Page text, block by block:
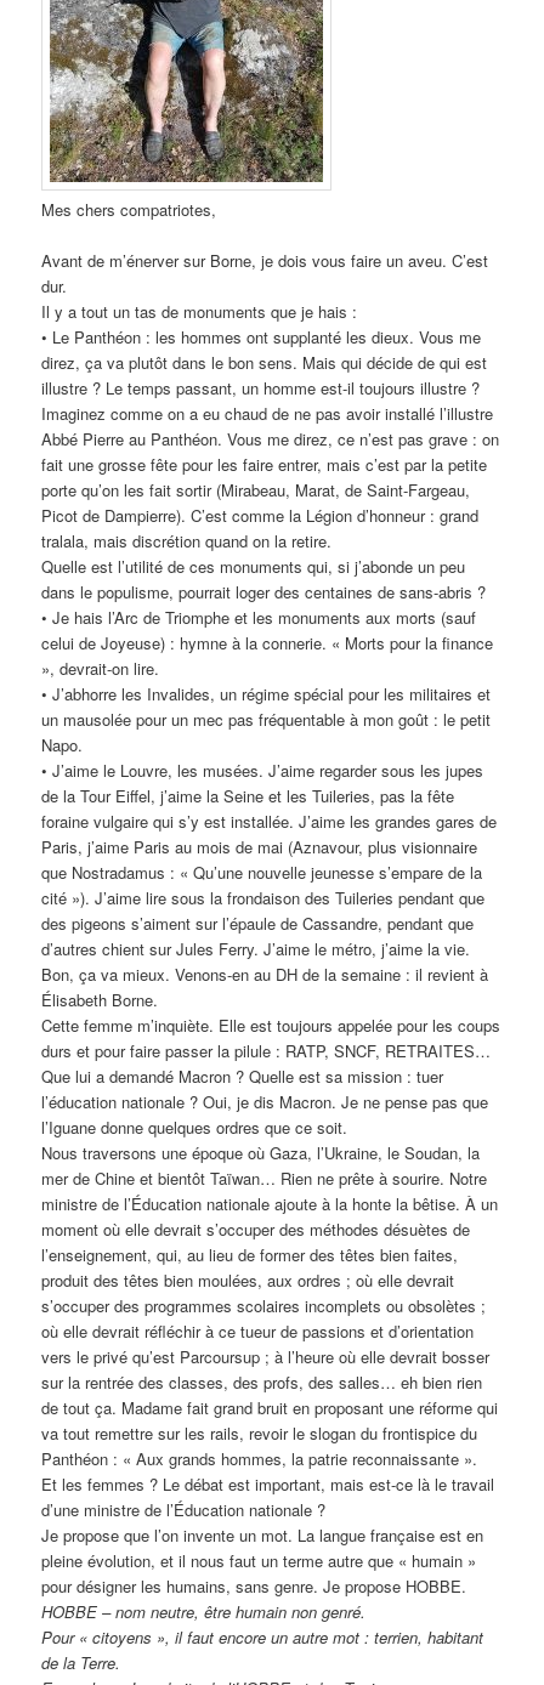
Mes chers compatriotes,
Avant de m’énerver sur Borne, je dois vous faire un aveu. C’est
dur.
Il y a tout un tas de monuments que je hais :
• Le Panthéon : les hommes ont supplanté les dieux. Vous me
direz, ça va plutôt dans le bon sens. Mais qui décide de qui est
illustre ? Le temps passant, un homme est-il toujours illustre ?
Imaginez comme on a eu chaud de ne pas avoir installé l’illustre
Abbé Pierre au Panthéon. Vous me direz, ce n’est pas grave : on
fait une grosse fête pour les faire entrer, mais c’est par la petite
porte qu’on les fait sortir (Mirabeau, Marat, de Saint-Fargeau,
Picot de Dampierre). C’est comme la Légion d’honneur : grand
tralala, mais discrétion quand on la retire.
Quelle est l’utilité de ces monuments qui, si j’abonde un peu
dans le populisme, pourrait loger des centaines de sans-abris ?
• Je hais l’Arc de Triomphe et les monuments aux morts (sauf
celui de Joyeuse) : hymne à la connerie. « Morts pour la finance
», devrait-on lire.
• J’abhorre les Invalides, un régime spécial pour les militaires et
un mausolée pour un mec pas fréquentable à mon goût : le petit
Napo.
• J’aime le Louvre, les musées. J’aime regarder sous les jupes
de la Tour Eiffel, j’aime la Seine et les Tuileries, pas la fête
foraine vulgaire qui s’y est installée. J’aime les grandes gares de
Paris, j’aime Paris au mois de mai (Aznavour, plus visionnaire
que Nostradamus : « Qu’une nouvelle jeunesse s’empare de la
cité »). J’aime lire sous la frondaison des Tuileries pendant que
des pigeons s’aiment sur l’épaule de Cassandre, pendant que
d’autres chient sur Jules Ferry. J’aime le métro, j’aime la vie.
Bon, ça va mieux. Venons-en au DH de la semaine : il revient à
Élisabeth Borne.
Cette femme m’inquiète. Elle est toujours appelée pour les coups
durs et pour faire passer la pilule : RATP, SNCF, RETRAITES…
Que lui a demandé Macron ? Quelle est sa mission : tuer
l’éducation nationale ? Oui, je dis Macron. Je ne pense pas que
l’Iguane donne quelques ordres que ce soit.
Nous traversons une époque où Gaza, l’Ukraine, le Soudan, la
mer de Chine et bientôt Taïwan… Rien ne prête à sourire. Notre
ministre de l’Éducation nationale ajoute à la honte la bêtise. À un
moment où elle devrait s’occuper des méthodes désuètes de
l’enseignement, qui, au lieu de former des têtes bien faites,
produit des têtes bien moulées, aux ordres ; où elle devrait
s’occuper des programmes scolaires incomplets ou obsolètes ;
où elle devrait réfléchir à ce tueur de passions et d’orientation
vers le privé qu’est Parcoursup ; à l’heure où elle devrait bosser
sur la rentrée des classes, des profs, des salles… eh bien rien
de tout ça. Madame fait grand bruit en proposant une réforme qui
va tout remettre sur les rails, revoir le slogan du frontispice du
Panthéon : « Aux grands hommes, la patrie reconnaissante ».
Et les femmes ? Le débat est important, mais est-ce là le travail
d’une ministre de l’Éducation nationale ?
Je propose que l’on invente un mot. La langue française est en
pleine évolution, et il nous faut un terme autre que « humain »
pour désigner les humains, sans genre. Je propose HOBBE.
HOBBE – nom neutre, être humain non genré.
Pour « citoyens », il faut encore un autre mot : terrien, habitant
de la Terre.